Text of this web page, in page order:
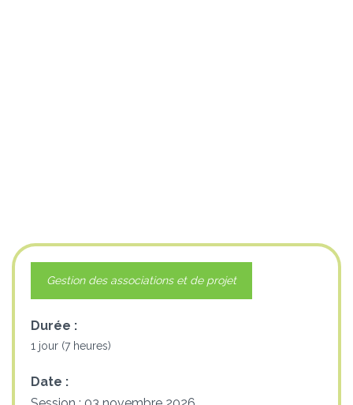
Gestion des associations et de projet
Durée :
1 jour (7 heures)
Date :